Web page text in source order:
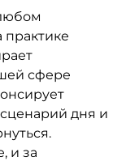
практике
сфере
дня и
и за